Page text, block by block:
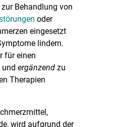
Behandlung von
oder
eingesetzt
lindern.
für einen
und ergänzend zu
Therapien
wird aufgrund der